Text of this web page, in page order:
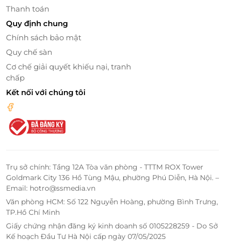
Thanh toán
Quy định chung
Chính sách bảo mật
Quy chế sàn
Cơ chế giải quyết khiếu nại, tranh
chấp
Kết nối với chúng tôi
Trụ sở chính: Tầng 12A Tòa văn phòng - TTTM ROX Tower
Goldmark City 136 Hồ Tùng Mậu, phường Phú Diễn, Hà Nội. –
Email: hotro@ssmedia.vn
Văn phòng HCM: Số 122 Nguyễn Hoàng, phường Bình Trưng,
TP.Hồ Chí Minh
Giấy chứng nhận đăng ký kinh doanh số 0105228259 - Do Sở
Kế hoạch Đầu Tư Hà Nội cấp ngày 07/05/2025